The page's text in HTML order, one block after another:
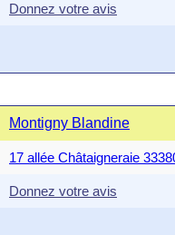
Donnez votre avis
Montigny Blandine
17 allée Châtaigneraie
Donnez votre avis